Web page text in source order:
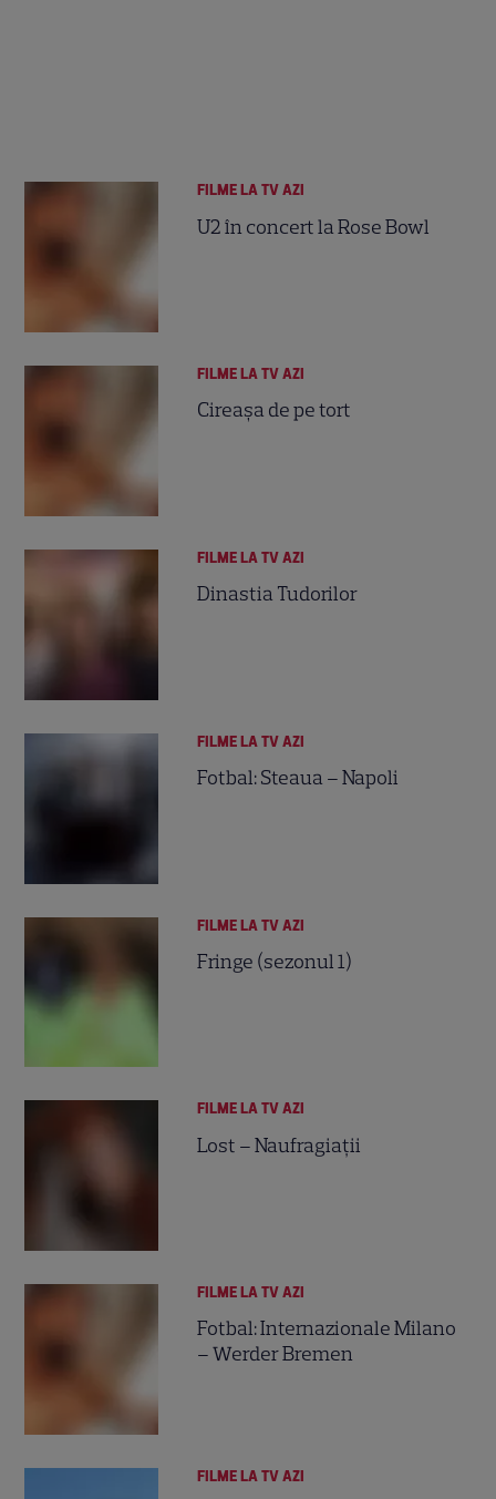
FILME LA TV AZI
U2 în concert la Rose Bowl
FILME LA TV AZI
Cireaşa de pe tort
FILME LA TV AZI
Dinastia Tudorilor
FILME LA TV AZI
Fotbal: Steaua – Napoli
FILME LA TV AZI
Fringe (sezonul 1)
FILME LA TV AZI
Lost – Naufragiații
FILME LA TV AZI
Fotbal: Internazionale Milano
– Werder Bremen
FILME LA TV AZI